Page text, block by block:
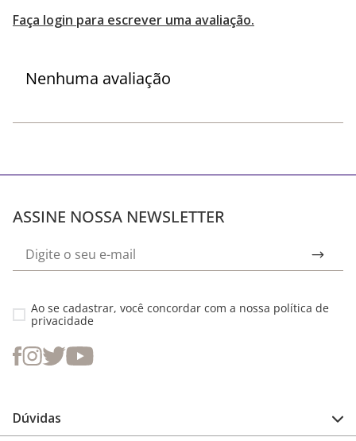
Faça login para escrever uma avaliação.
Nenhuma avaliação
ASSINE NOSSA NEWSLETTER
Ao se cadastrar, você concordar com a nossa política de
privacidade
Dúvidas